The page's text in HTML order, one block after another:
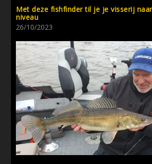
Met deze fishfinder til je je visserij
niveau
26/10/2023